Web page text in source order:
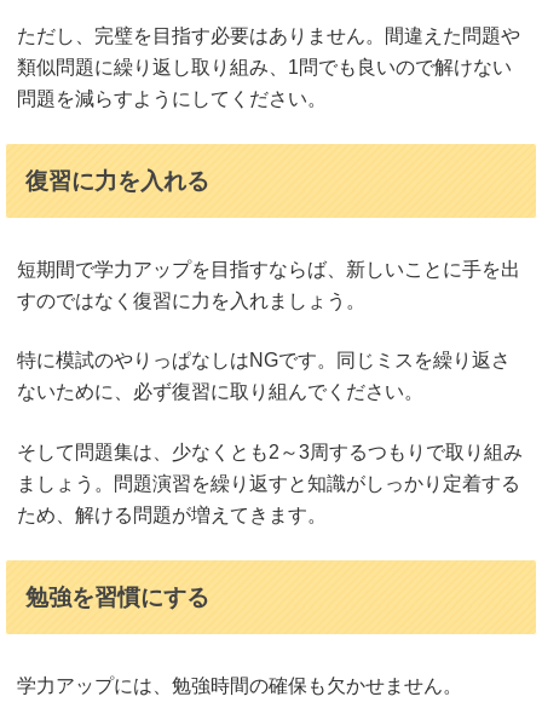
ただし、完璧を目指す必要はありません。間違えた問題や
類似問題に繰り返し取り組み、1問でも良いので解けない
問題を減らすようにしてください。
復習に力を入れる
短期間で学力アップを目指すならば、新しいことに手を出
すのではなく復習に力を入れましょう。
特に模試のやりっぱなしはNGです。同じミスを繰り返さ
ないために、必ず復習に取り組んでください。
そして問題集は、少なくとも2～3周するつもりで取り組み
ましょう。問題演習を繰り返すと知識がしっかり定着する
ため、解ける問題が増えてきます。
勉強を習慣にする
学力アップには、勉強時間の確保も欠かせません。